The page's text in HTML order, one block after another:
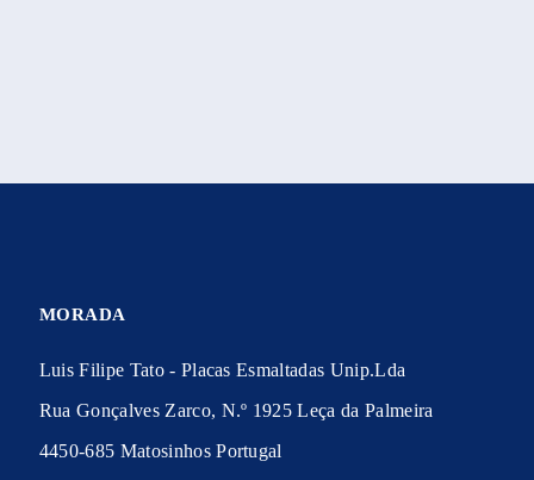
MORADA
Luis Filipe Tato - Placas Esmaltadas Unip.Lda
Rua Gonçalves Zarco, N.º 1925 Leça da Palmeira
4450-685 Matosinhos Portugal